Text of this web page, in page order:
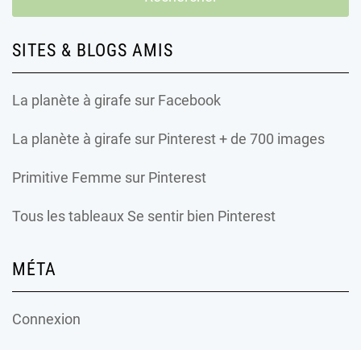
SITES & BLOGS AMIS
La planète à girafe sur Facebook
La planète à girafe sur Pinterest + de 700 images
Primitive Femme sur Pinterest
Tous les tableaux Se sentir bien Pinterest
MÉTA
Connexion